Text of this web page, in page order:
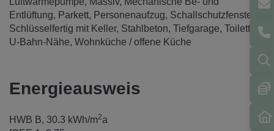
Entlüftung
Parkett Personenaufzug Schallschutzfenster
Schlüsselfertig mit Keller Stahlbeton Tiefgarage Toilette
U-Bahn-Nähe Wohnküche / offene Küche
Energieausweis
HWB B, 30.3 kWh/m2a